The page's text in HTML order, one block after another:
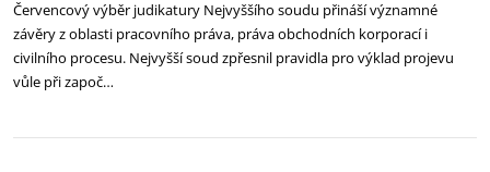
Červencový výběr judikatury Nejvyššího soudu přináší významné
závěry z oblasti pracovního práva, práva obchodních korporací i
civilního procesu. Nejvyšší soud zpřesnil pravidla pro výklad projevu
vůle při započ…